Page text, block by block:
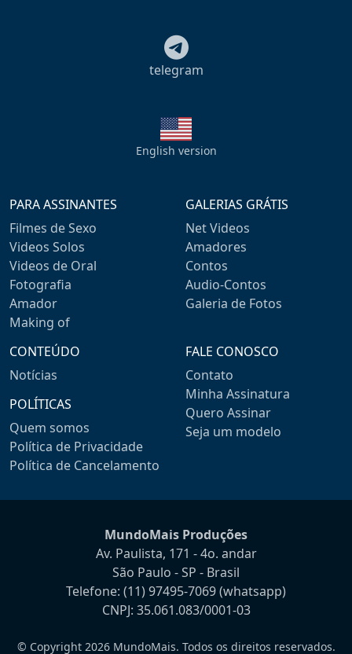
telegram
English version
PARA ASSINANTES
Filmes de Sexo
Videos Solos
Videos de Oral
Fotografia
Amador
Making of
GALERIAS GRÁTIS
Net Videos
Amadores
Contos
Audio-Contos
Galeria de Fotos
CONTEÚDO
Notícias
POLÍTICAS
Quem somos
Política de Privacidade
Política de Cancelamento
FALE CONOSCO
Contato
Minha Assinatura
Quero Assinar
Seja um modelo
MundoMais Produções
Av. Paulista, 171 - 4o. andar
São Paulo - SP - Brasil
Telefone: (11) 97495-7069(whatsapp)
CNPJ: 35.061.083/0001-03
© Copyright 2026 MundoMais. Todos os direitos reservados.